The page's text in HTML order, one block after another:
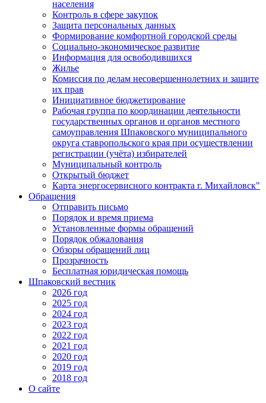
населения
Контроль в сфере закупок
Защита персональных данных
Формирование комфортной городской среды
Социально-экономическое развитие
Информация для освободившихся
Жилье
Комиссия по делам несовершеннолетних и защите
их прав
Инициативное бюджетирование
Рабочая группа по координации деятельности
государственных органов и органов местного
самоуправления Шпаковского муниципального
округа ставропольского края при осуществлении
регистрации (учёта) избирателей
Муниципальный контроль
Открытый бюджет
Карта энергосервисного контракта г. Михайловск"
Обращения
Отправить письмо
Порядок и время приема
Установленные формы обращений
Порядок обжалования
Обзоры обращений лиц
Прозрачность
Бесплатная юридическая помощь
Шпаковский вестник
2026 год
2025 год
2024 год
2023 год
2022 год
2021 год
2020 год
2019 год
2018 год
О сайте